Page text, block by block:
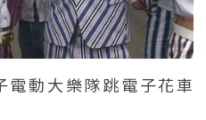
動大樂隊跳電子花車